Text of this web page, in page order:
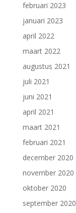
februari 2023
januari 2023
april 2022
maart 2022
augustus 2021
juli 2021
juni 2021
april 2021
maart 2021
februari 2021
december 2020
november 2020
oktober 2020
september 2020